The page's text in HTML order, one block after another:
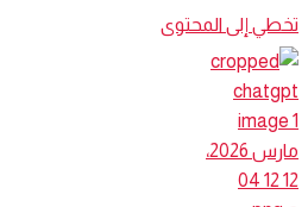
تخطي إلى المحتوى